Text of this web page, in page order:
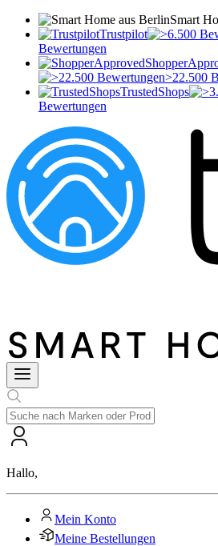
Smart
Trustpilot
Bewertungen
>22.500
TrustedShops
Bewertungen
Hallo,
Mein Konto
Meine Bestellungen